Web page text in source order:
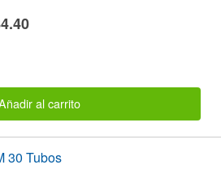
al carrito
30 Tubos